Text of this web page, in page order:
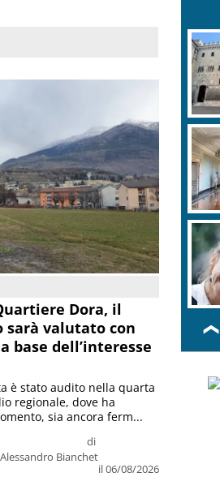
Dora, il
sarà valutato con
base dell’interesse
di
Alessandro Bianchet
il 06/08/2026
è stato audito nella quarta
regionale, dove ha
sia ancora ferm...
❮